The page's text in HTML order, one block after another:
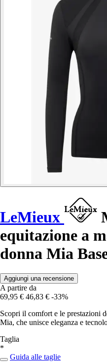
LeMieux
equitazione a
donna Mia
Aggiungi una recensione
A partire da
69,95 € 46,83 € -33%
Scopri il comfort e le prestazioni
Mia, che unisce eleganza e
Taglia
*
Guida alle taglie